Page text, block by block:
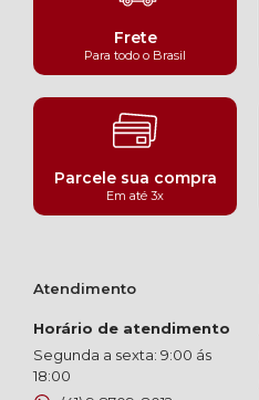
Frete
Para todo o Brasil
Parcele sua compra
Em até 3x
Atendimento
Horário de atendimento
Segunda a sexta: 9:00 ás
18:00